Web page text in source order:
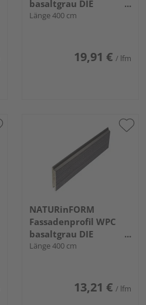
basaltgrau DIE
GESTALTENDE
Länge 400 cm
19,91 € / lfm
NATURinFORM
Fassadenprofil WPC
basaltgrau DIE
GESTALTENDE
Länge 400 cm
13,21 € / lfm